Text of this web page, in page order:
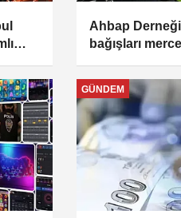
Ahbap
bağışları
GÜNDEM